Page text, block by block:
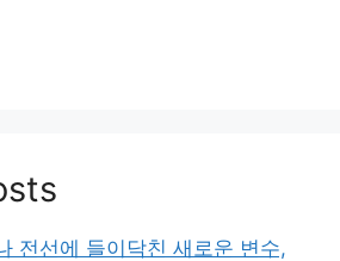
전선에 들이닥친 새로운 변수,